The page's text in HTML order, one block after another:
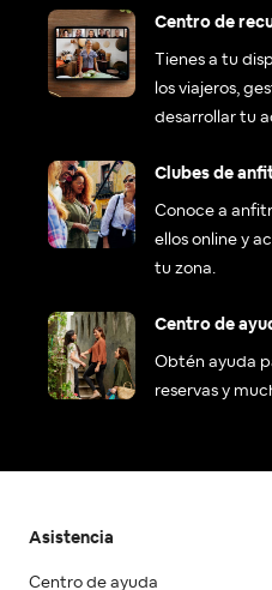
Centro de
Tienes a tu
los viajeros,
desarrollar tu
Clubes de
Conoce a
ellos online y
tu zona.
Centro de
Obtén ayuda
reservas y
Asistencia
Centro de ayuda